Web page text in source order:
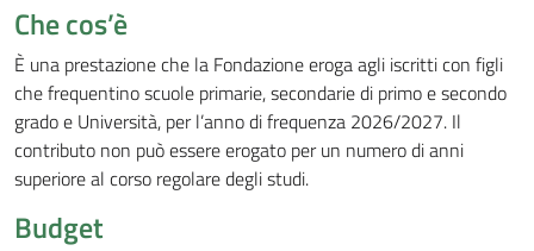
Che cos’è
È una prestazione che la Fondazione eroga agli iscritti con figli
che frequentino scuole primarie, secondarie di primo e secondo
grado e Università, per l’anno di frequenza 2026/2027. Il
contributo non può essere erogato per un numero di anni
superiore al corso regolare degli studi.
Budget